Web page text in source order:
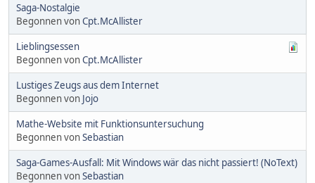
Saga-Nostalgie
Begonnen vonCpt.McAllister
Lieblingsessen
Begonnen vonCpt.McAllister
Lustiges Zeugs aus dem Internet
Begonnen von Jojo
Mathe-Website mit Funktionsuntersuchung
Begonnen vonSebastian
Saga-Games-Ausfall: Mit Windows wär das nicht passiert! (NoText)
Begonnen vonSebastian